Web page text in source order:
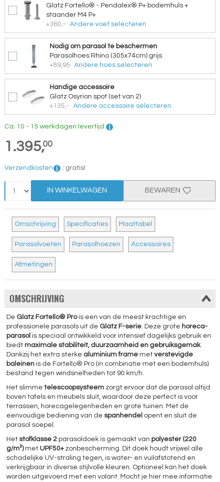
Glatz Fortello® - Pendalex® P+ bodemhuls +
staander M4 P+
+360,-
Andere voet selecteren
Nodig om parasol te beschermen
Parasolhoes Rhino (305x74cm) grijs
+89,95
Andere hoes selecteren
Handige accessoire
Glatz Osyrion spot (set van 2)
+135,-
Andere accessoire selecteren
Ca. 10 - 15 werkdagen levertijd
1.395,00
Verzendkosten : gratis!
IN WINKELWAGEN BEWAREN
Omschrijving Specificaties Maattabel
Parasolvoeten Parasolhoezen Accessoires
Afmetingen
OMSCHRIJVING
De Glatz Fortello® Prois een van de meest krachtige en
professionele parasols uit de Glatz F-serie. Deze grote horeca-
parasol is speciaal ontwikkeld voor intensief dagelijks gebruik en
biedt maximale stabiliteit, duurzaamheid en gebruiksgemak.
Dankzij het extra sterke aluminium frame metverstevigde
baleinen is de Fortello® Pro (in combinatie met een bodemhuls)
bestand tegen windsnelheden tot 90 km/h.
Het slimmetelescoopsysteem zorgt ervoor dat de parasol altijd
boven tafels en meubels sluit, waardoor deze perfect is voor
terrassen, horecagelegenheden en grote tuinen. Met de
eenvoudige bediening van despanhendel opent en sluit de
parasol soepel.
Hetstofklasse 2 parasoldoek is gemaakt van polyester (220
g/m²)met UPF50+zonbescherming. Dit doek houdt vrijwel alle
schadelijke UV-straling tegen, is water- en vuilafstotend en
verkrijgbaar in diverse stijlvolle kleuren. Optioneel kan het doek
worden uitgevoerd met een volant. Mocht je hier mee informatie